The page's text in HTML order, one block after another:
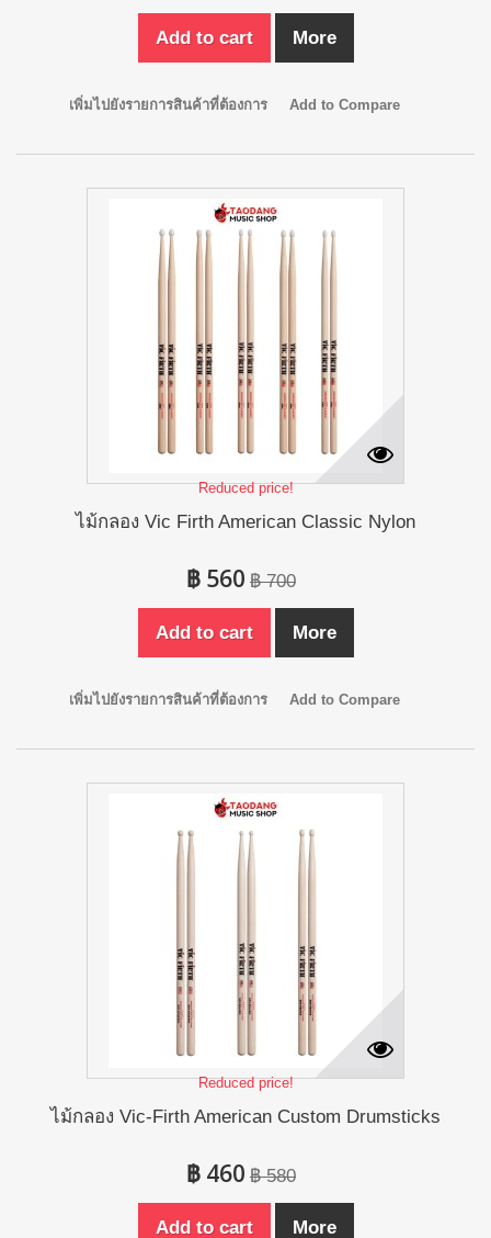
Add to cart More
เพิ่มไปยังรายการสินค้าที่ต้องการ Add to Compare
Reduced price!
ไม้กลอง Vic Firth American Classic Nylon
฿ 560 ฿ 700
Add to cart More
เพิ่มไปยังรายการสินค้าที่ต้องการ Add to Compare
Reduced price!
ไม้กลอง Vic-Firth American Custom Drumsticks
฿ 460 ฿ 580
Add to cart More